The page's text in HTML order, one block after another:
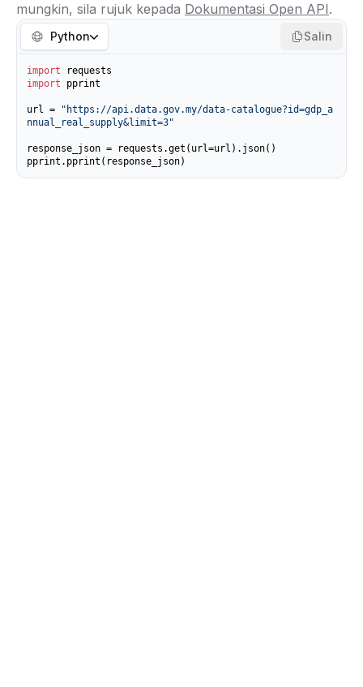
mungkin, sila rujuk kepada Dokumentasi Open API.
Python Salin
import
import pprint
url =
"https://api.data.gov.my/data-catalogue?id=gdp_a
nnual_real_supply&limit=3"
response_json = requests.get(url=url).json()
pprint.pprint(response_json)